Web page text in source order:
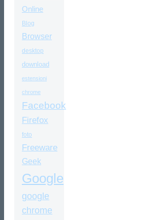
Online
Blog
Browser
desktop
download
estensioni
chrome
Facebook
Firefox
foto
Freeware
Geek
Google
google
chrome